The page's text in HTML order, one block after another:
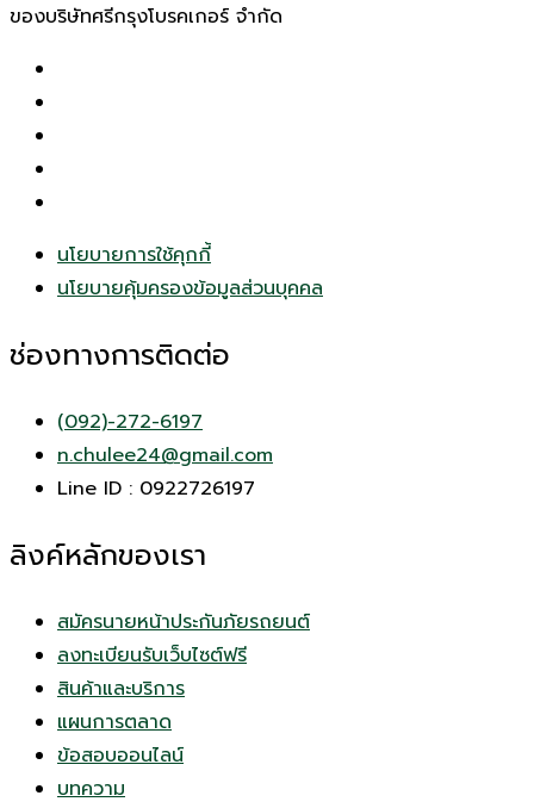
ของบริษัทศรีกรุงโบรคเกอร์ จำกัด
นโยบายการใช้คุกกี้
นโยบายคุ้มครองข้อมูลส่วนบุคคล
ช่องทางการติดต่อ
(092)-272-6197
n.chulee24@gmail.com
Line ID : 0922726197
ลิงค์หลักของเรา
สมัครนายหน้าประกันภัยรถยนต์
ลงทะเบียนรับเว็บไซต์ฟรี
สินค้าและบริการ
แผนการตลาด
ข้อสอบออนไลน์
บทความ